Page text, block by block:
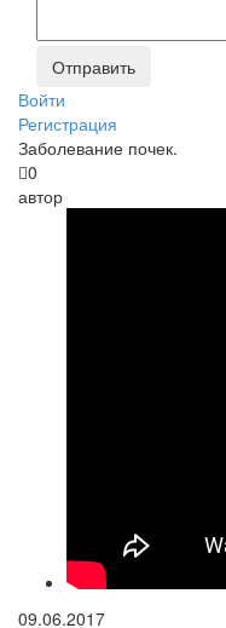
Войти
Регистрация
Заболевание почек.
0
автор
09.06.2017